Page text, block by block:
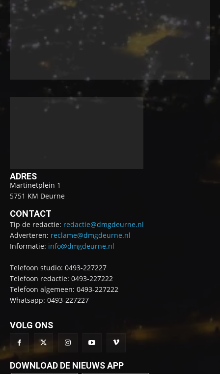
ADRES
Martinetplein 1
5751 KM Deurne
CONTACT
Tip de redactie: redactie@dmgdeurne.nl
Adverteren: reclame@dmgdeurne.nl
Informatie: info@dmgdeurne.nl
Telefoon studio: 0493-227227
Telefoon redactie: 0493-227222
Telefoon algemeen: 0493-227222
Whatsapp: 0493-227227
VOLG ONS
DOWNLOAD DE NIEUWS APP